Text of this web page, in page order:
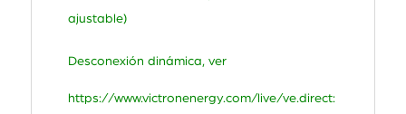
ajustable)
Desconexión dinámica, ver
https://www.victronenergy.com/live/ve.direct: